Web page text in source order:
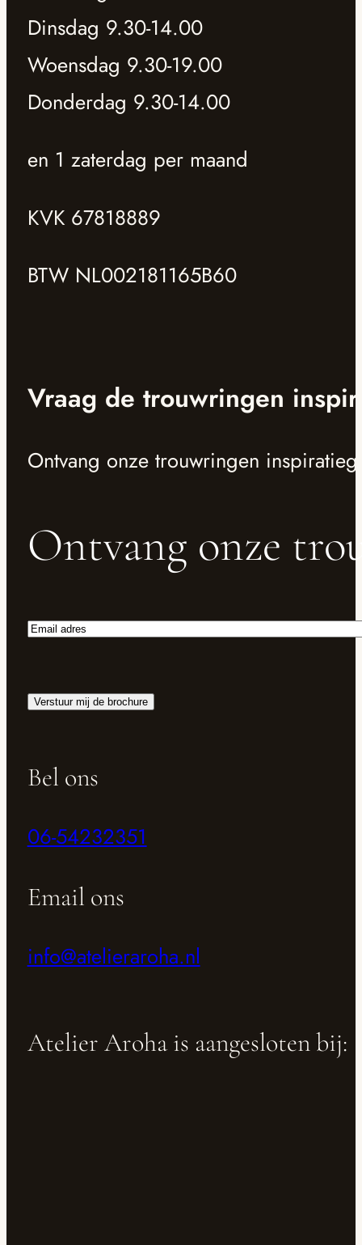
Dinsdag 9.30-14.00
Woensdag 9.30-19.00
Donderdag 9.30-14.00
en 1 zaterdag per maand
KVK 67818889
BTW NL002181165B60
Vraag de trouwringen
Ontvang onze trouwringen
Ontvang onze
Email
Verstuur mij de brochure
Bel ons
06-54232351
Email ons
info@atelieraroha.nl
Atelier Aroha is aangesloten bij: